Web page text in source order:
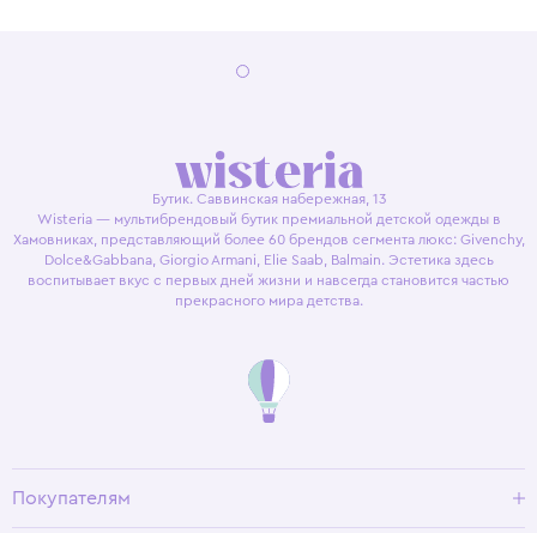
Бутик. Саввинская набережная, 13
Wisteria — мультибрендовый бутик премиальной детской одежды в
Хамовниках, представляющий более 60 брендов сегмента люкс: Givenchy,
Dolce&Gabbana, Giorgio Armani, Elie Saab, Balmain. Эстетика здесь
воспитывает вкус с первых дней жизни и навсегда становится частью
прекрасного мира детства.
Покупателям